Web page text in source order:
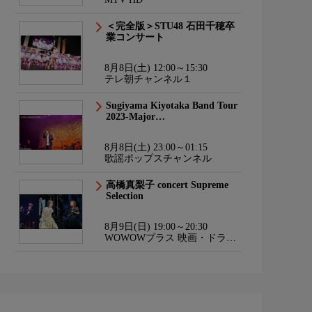
＜完全版＞STU48 石田千穂卒
業コンサート
8月8日(土) 12:00～15:30
テレ朝チャンネル１
Sugiyama Kiyotaka Band Tour
2023-Major…
8月8日(土) 23:00～01:15
歌謡ポップスチャンネル
高橋真梨子 concert Supreme
Selection
8月9日(日) 19:00～20:30
WOWOWプラス 映画・ドラ